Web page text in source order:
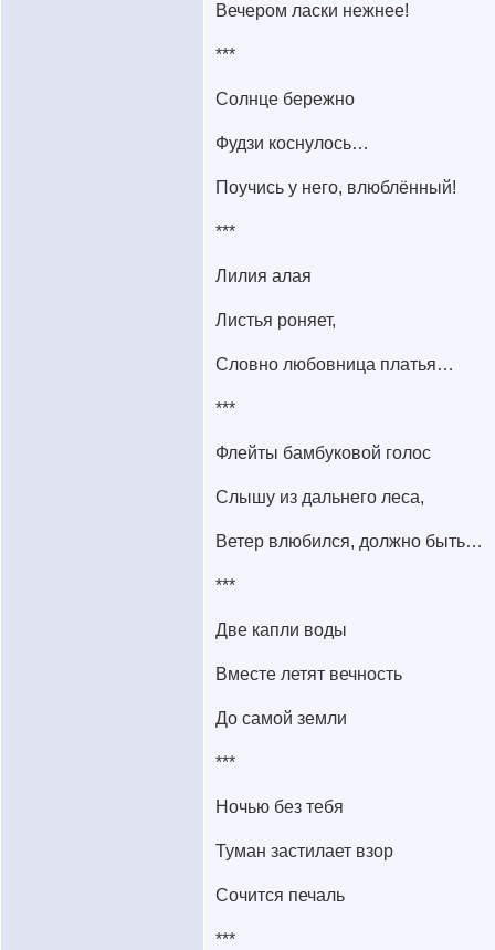
Вечером ласки нежнее!
***
Солнце бережно
Фудзи коснулось…
Поучись у него, влюблённый!
***
Лилия алая
Листья роняет,
Словно любовница платья…
***
Флейты бамбуковой голос
Слышу из дальнего леса,
Ветер влюбился, должно быть…
***
Две капли воды
Вместе летят вечность
До самой земли
***
Ночью без тебя
Туман застилает взор
Сочится печаль
***